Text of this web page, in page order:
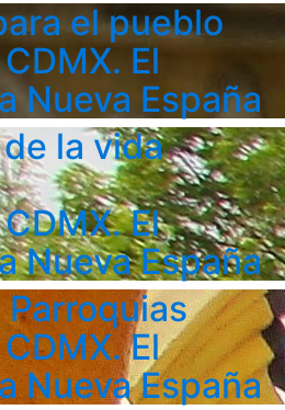
el pueblo
El
Nueva España
la vida
El
Nueva España
El
Nueva España